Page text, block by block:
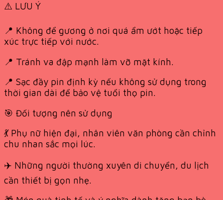
⚠️ LƯU Ý
📍 Không để gương ở nơi quá ẩm ướt hoặc tiếp
xúc trực tiếp với nước.
📍 Tránh va đập mạnh làm vỡ mặt kính.
📍 Sạc đầy pin định kỳ nếu không sử dụng trong
thời gian dài để bảo vệ tuổi thọ pin.
🎯 Đối tượng nên sử dụng
💃 Phụ nữ hiện đại, nhân viên văn phòng cần chỉnh
chu nhan sắc mọi lúc.
✈️ Những người thường xuyên di chuyển, du lịch
cần thiết bị gọn nhẹ.